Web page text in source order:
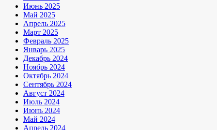
Июнь 2025
Май 2025
Апрель 2025
Март 2025
Февраль 2025
Январь 2025
Декабрь 2024
Ноябрь 2024
Октябрь 2024
Сентябрь 2024
Август 2024
Июль 2024
Июнь 2024
Май 2024
Апрель 2024